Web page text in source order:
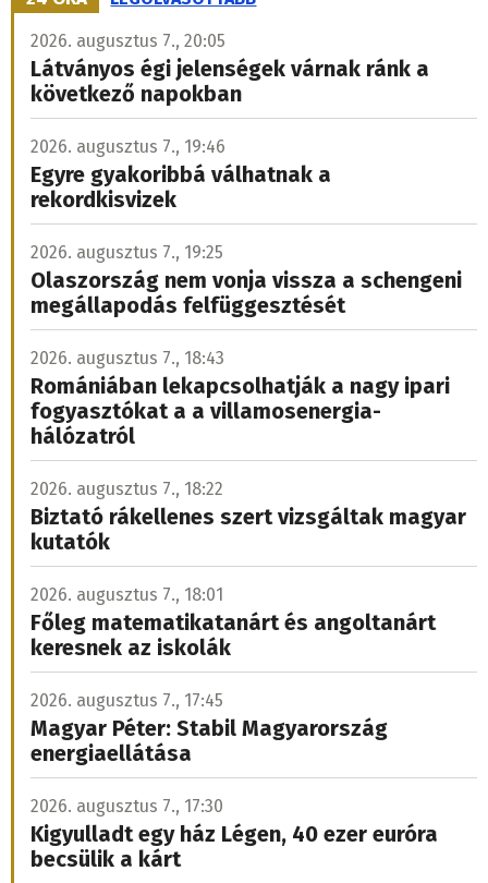
2026. augusztus 7., 20:05
Látványos égi jelenségek várnak ránk a
következő napokban
2026. augusztus 7., 19:46
Egyre gyakoribbá válhatnak a
rekordkisvizek
2026. augusztus 7., 19:25
Olaszország nem vonja vissza a schengeni
megállapodás felfüggesztését
2026. augusztus 7., 18:43
Romániában lekapcsolhatják a nagy ipari
fogyasztókat a a villamosenergia-
hálózatról
2026. augusztus 7., 18:22
Biztató rákellenes szert vizsgáltak magyar
kutatók
2026. augusztus 7., 18:01
Főleg matematikatanárt és angoltanárt
keresnek az iskolák
2026. augusztus 7., 17:45
Magyar Péter: Stabil Magyarország
energiaellátása
2026. augusztus 7., 17:30
Kigyulladt egy ház Légen, 40 ezer euróra
becsülik a kárt